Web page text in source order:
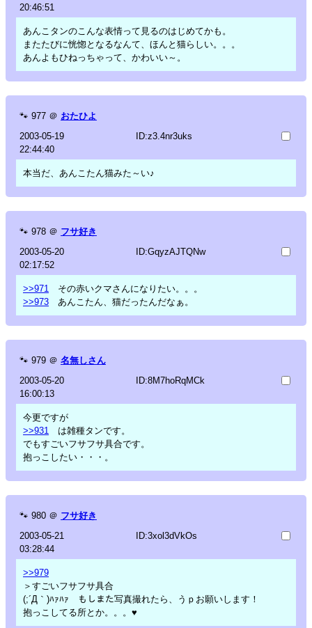
20:46:51
あんこタンのこんな表情って見るのはじめてかも。
またたびに恍惚となるなんて、ほんと猫らしい。。。
あんよもひねっちゃって、かわいい～。
🐾 977 ＠ おたひよ
2003-05-19
22:44:40
ID:z3.4nr3uks
本当だ、あんこたん猫みた～い♪
🐾 978 ＠ フサ好き
2003-05-20
02:17:52
ID:GqyzAJTQNw
>>971
その赤いクマさんになりたい。。。
>>973 あんこたん、猫だったんだなぁ。
🐾 979 ＠ 名無しさん
2003-05-20
16:00:13
ID:8M7hoRqMCk
今更ですが
>>931
は雑種タンです。
でもすごいフサフサ具合です。
抱っこしたい・・・。
🐾 980 ＠ フサ好き
2003-05-21
03:28:44
ID:3xol3dVkOs
>>979
＞すごいフサフサ具合
(;´Д｀)ﾊｧﾊｧ もしまた写真撮れたら、うｐお願いします！
抱っこしてる所とか。。。♥